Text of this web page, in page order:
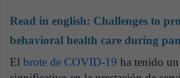
Read in english: Challenges to
behavioral health care during
El brote de COVID-19 ha tenido